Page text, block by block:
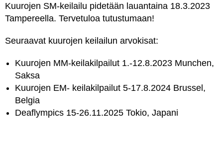
Kuurojen SM-keilailu pidetään lauantaina 18.3.2023
Tampereella. Tervetuloa tutustumaan!
Seuraavat kuurojen keilailun arvokisat:
Kuurojen MM-keilakilpailut 1.-12.8.2023 Munchen,
Saksa
Kuurojen EM- keilakilpailut 5-17.8.2024 Brussel,
Belgia
Deaflympics 15-26.11.2025 Tokio, Japani